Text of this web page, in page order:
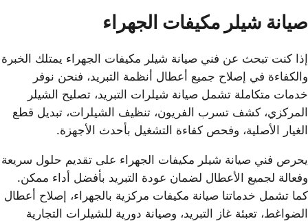
صيانة شيلر مكيفات الجهراء
إذا كنت تبحث عن فني صيانة شيلر مكيفات الجهراء يمتلك الخبرة
والكفاءة في إصلاح جميع أعطال أنظمة التبريد، فنحن نوفر
خدمات متكاملة تشمل صيانة شيلرات التبريد، تصليح الشيلر
المركزي، كشف تسرب الفريون، تنظيف الشيلرات، تبديل قطع
الغيار الأصلية، وفحص كفاءة التشغيل بأحدث الأجهزة.
يحرص فني صيانة شيلر مكيفات الجهراء على تقديم حلول سريعة
وفعالة لجميع الأعطال لضمان عودة التبريد بأفضل أداء ممكن.
كما تشمل خدماتنا صيانة مكيفات مركزية بالجهراء، إصلاح أعطال
الضواغط، تعبئة غاز التبريد، وصيانة دورية للشيلرات التجارية